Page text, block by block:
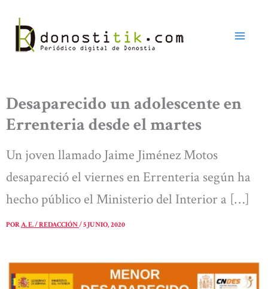
contenido
Desaparecido un adolescente en
Errenteria desde el martes
Un joven llamado Jaime Jiménez Motos
desapareció el viernes en Errenteria según ha
hecho público el Ministerio del Interior a […]
PORA. E. / REDACCIÓN/5 JUNIO, 2020